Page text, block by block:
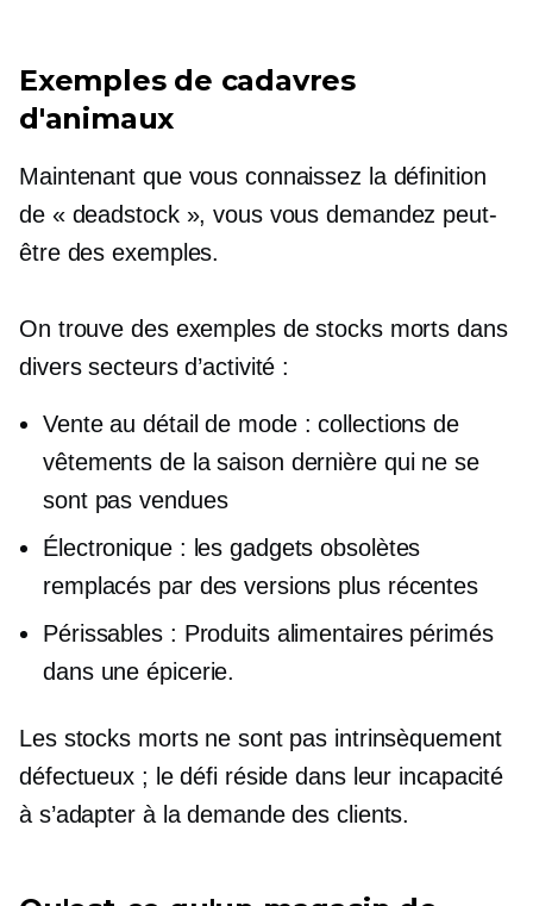
Exemples de cadavres
d'animaux
Maintenant que vous connaissez la définition
de « deadstock », vous vous demandez peut-
être des exemples.
On trouve des exemples de stocks morts dans
divers secteurs d’activité :
Vente au détail de mode : collections de
vêtements de la saison dernière qui ne se
sont pas vendues
Électronique : les gadgets obsolètes
remplacés par des versions plus récentes
Périssables : Produits alimentaires périmés
dans une épicerie.
Les stocks morts ne sont pas intrinsèquement
défectueux ; le défi réside dans leur incapacité
à s’adapter à la demande des clients.